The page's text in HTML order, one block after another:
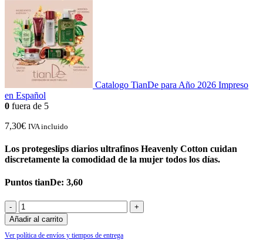
Catalogo TianDe para Año 2026 Impreso
en Español
0 fuera de 5
7,30€ IVA incluido
Los protegeslips diarios ultrafinos Heavenly Cotton cuidan
discretamente la comodidad de la mujer todos los días.
Puntos tianDe: 3,60
-
+
Añadir al carrito
Ver política de envíos y tiempos de entrega